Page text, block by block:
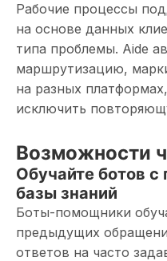
Рабочие процессы
на основе данных
типа проблемы. Aide
маршрутизацию,
на разных
исключить
Возможности
Обучайте ботов
базы знаний
Боты-помощники
предыдущих
ответов на часто